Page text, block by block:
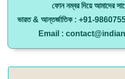
ফোন নম্বর দিয়ে আমাদের
ভারত & আন্তর্জাতিক : +91-
Email :